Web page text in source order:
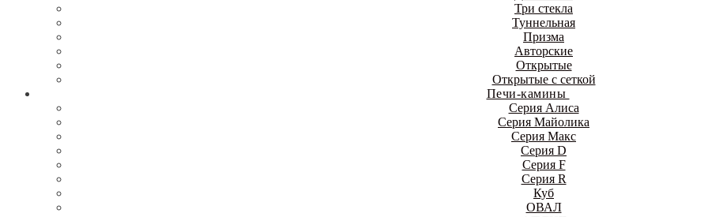
Три стекла
Туннельная
Призма
Авторские
Открытые
Открытые с сеткой
Печи-камины
Серия Алиса
Серия Майолика
Серия Макс
Серия D
Серия F
Серия R
Куб
ОВАЛ